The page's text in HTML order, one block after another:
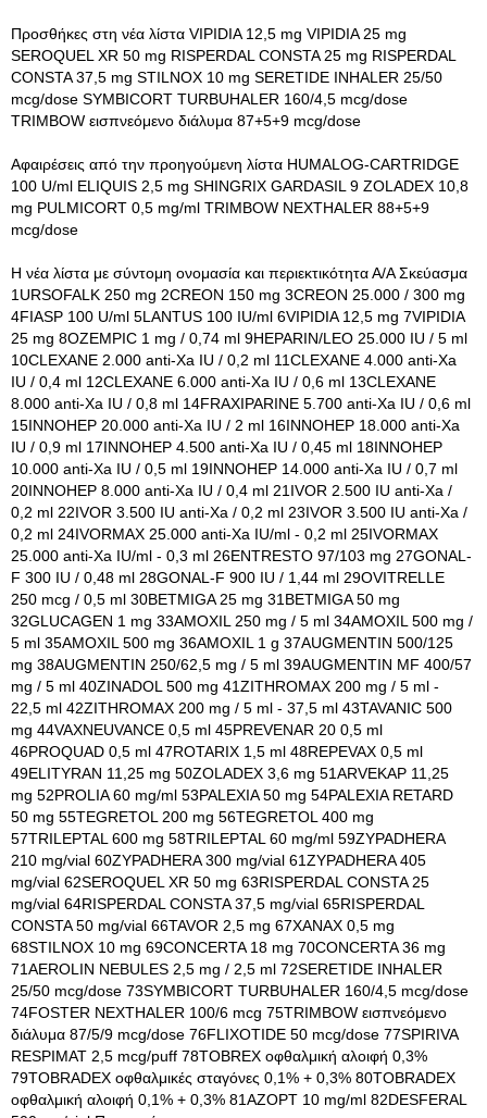
Προσθήκες στη νέα λίστα VIPIDIA 12,5 mg VIPIDIA 25 mg
SEROQUEL XR 50 mg RISPERDAL CONSTA 25 mg RISPERDAL
CONSTA 37,5 mg STILNOX 10 mg SERETIDE INHALER 25/50
mcg/dose SYMBICORT TURBUHALER 160/4,5 mcg/dose
TRIMBOW εισπνεόμενο διάλυμα 87+5+9 mcg/dose
Αφαιρέσεις από την προηγούμενη λίστα HUMALOG-CARTRIDGE
100 U/ml ELIQUIS 2,5 mg SHINGRIX GARDASIL 9 ZOLADEX 10,8
mg PULMICORT 0,5 mg/ml TRIMBOW NEXTHALER 88+5+9
mcg/dose
Η νέα λίστα με σύντομη ονομασία και περιεκτικότητα Α/Α Σκεύασμα
1URSOFALK 250 mg 2CREON 150 mg 3CREON 25.000 / 300 mg
4FIASP 100 U/ml 5LANTUS 100 IU/ml 6VIPIDIA 12,5 mg 7VIPIDIA
25 mg 8OZEMPIC 1 mg / 0,74 ml 9HEPARIN/LEO 25.000 IU / 5 ml
10CLEXANE 2.000 anti-Xa IU / 0,2 ml 11CLEXANE 4.000 anti-Xa
IU / 0,4 ml 12CLEXANE 6.000 anti-Xa IU / 0,6 ml 13CLEXANE
8.000 anti-Xa IU / 0,8 ml 14FRAXIPARINE 5.700 anti-Xa IU / 0,6 ml
15INNOHEP 20.000 anti-Xa IU / 2 ml 16INNOHEP 18.000 anti-Xa
IU / 0,9 ml 17INNOHEP 4.500 anti-Xa IU / 0,45 ml 18INNOHEP
10.000 anti-Xa IU / 0,5 ml 19INNOHEP 14.000 anti-Xa IU / 0,7 ml
20INNOHEP 8.000 anti-Xa IU / 0,4 ml 21IVOR 2.500 IU anti-Xa /
0,2 ml 22IVOR 3.500 IU anti-Xa / 0,2 ml 23IVOR 3.500 IU anti-Xa /
0,2 ml 24IVORMAX 25.000 anti-Xa IU/ml - 0,2 ml 25IVORMAX
25.000 anti-Xa IU/ml - 0,3 ml 26ENTRESTO 97/103 mg 27GONAL-
F 300 IU / 0,48 ml 28GONAL-F 900 IU / 1,44 ml 29OVITRELLE
250 mcg / 0,5 ml 30BETMIGA 25 mg 31BETMIGA 50 mg
32GLUCAGEN 1 mg 33AMOXIL 250 mg / 5 ml 34AMOXIL 500 mg /
5 ml 35AMOXIL 500 mg 36AMOXIL 1 g 37AUGMENTIN 500/125
mg 38AUGMENTIN 250/62,5 mg / 5 ml 39AUGMENTIN MF 400/57
mg / 5 ml 40ZINADOL 500 mg 41ZITHROMAX 200 mg / 5 ml -
22,5 ml 42ZITHROMAX 200 mg / 5 ml - 37,5 ml 43TAVANIC 500
mg 44VAXNEUVANCE 0,5 ml 45PREVENAR 20 0,5 ml
46PROQUAD 0,5 ml 47ROTARIX 1,5 ml 48REPEVAX 0,5 ml
49ELITYRAN 11,25 mg 50ZOLADEX 3,6 mg 51ARVEKAP 11,25
mg 52PROLIA 60 mg/ml 53PALEXIA 50 mg 54PALEXIA RETARD
50 mg 55TEGRETOL 200 mg 56TEGRETOL 400 mg
57TRILEPTAL 600 mg 58TRILEPTAL 60 mg/ml 59ZYPADHERA
210 mg/vial 60ZYPADHERA 300 mg/vial 61ZYPADHERA 405
mg/vial 62SEROQUEL XR 50 mg 63RISPERDAL CONSTA 25
mg/vial 64RISPERDAL CONSTA 37,5 mg/vial 65RISPERDAL
CONSTA 50 mg/vial 66TAVOR 2,5 mg 67XANAX 0,5 mg
68STILNOX 10 mg 69CONCERTA 18 mg 70CONCERTA 36 mg
71AEROLIN NEBULES 2,5 mg / 2,5 ml 72SERETIDE INHALER
25/50 mcg/dose 73SYMBICORT TURBUHALER 160/4,5 mcg/dose
74FOSTER NEXTHALER 100/6 mcg 75TRIMBOW εισπνεόμενο
διάλυμα 87/5/9 mcg/dose 76FLIXOTIDE 50 mcg/dose 77SPIRIVA
RESPIMAT 2,5 mcg/puff 78TOBREX οφθαλμική αλοιφή 0,3%
79TOBRADEX οφθαλμικές σταγόνες 0,1% + 0,3% 80TOBRADEX
οφθαλμική αλοιφή 0,1% + 0,3% 81AZOPT 10 mg/ml 82DESFERAL